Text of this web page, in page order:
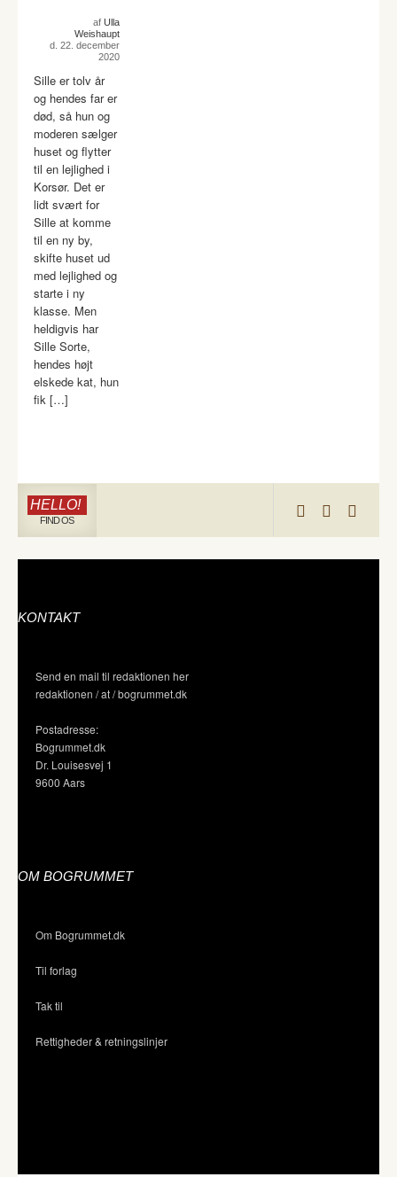
af Ulla
Weishaupt
d. 22. december
2020
Sille er tolv år
og hendes far er
død, så hun og
moderen sælger
huset og flytter
til en lejlighed i
Korsør. Det er
lidt svært for
Sille at komme
til en ny by,
skifte huset ud
med lejlighed og
starte i ny
klasse. Men
heldigvis har
Sille Sorte,
hendes højt
elskede kat, hun
fik […]
HELLO!
FIND OS
KONTAKT
Send en mail til redaktionen her
redaktionen / at / bogrummet.dk
Postadresse:
Bogrummet.dk
Dr. Louisesvej 1
9600 Aars
OM BOGRUMMET
Om Bogrummet.dk
Til forlag
Tak til
Rettigheder & retningslinjer